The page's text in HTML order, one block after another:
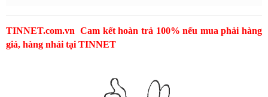
TINNET.com.vn Cam kết hoàn trả 100% nếu mua phải hàng
giả, hàng nhái tại TINNET